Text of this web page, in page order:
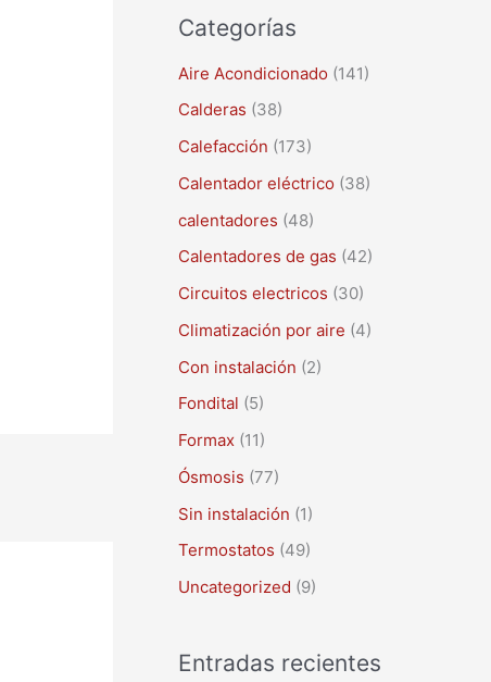
c
a
r
p
o
Categorías
Aire Acondicionado (141)
Calderas (38)
Calefacción (173)
Calentador eléctrico (38)
calentadores (48)
Calentadores de gas (42)
Circuitos electricos (30)
Climatización por aire (4)
Con instalación (2)
Fondital (5)
Formax (11)
Ósmosis (77)
Sin instalación (1)
Termostatos (49)
Uncategorized (9)
Entradas recientes